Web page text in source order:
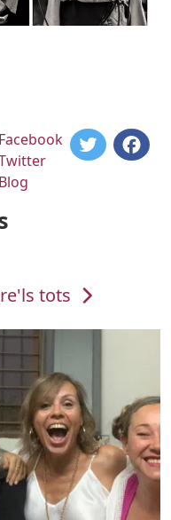
URL
Facebook
Blog
tots